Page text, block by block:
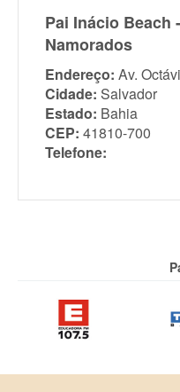
Pai Inácio Beach
Namorados
Endereço: Av.
Cidade: Salvador
Estado: Bahia
CEP: 41810-700
Telefone: